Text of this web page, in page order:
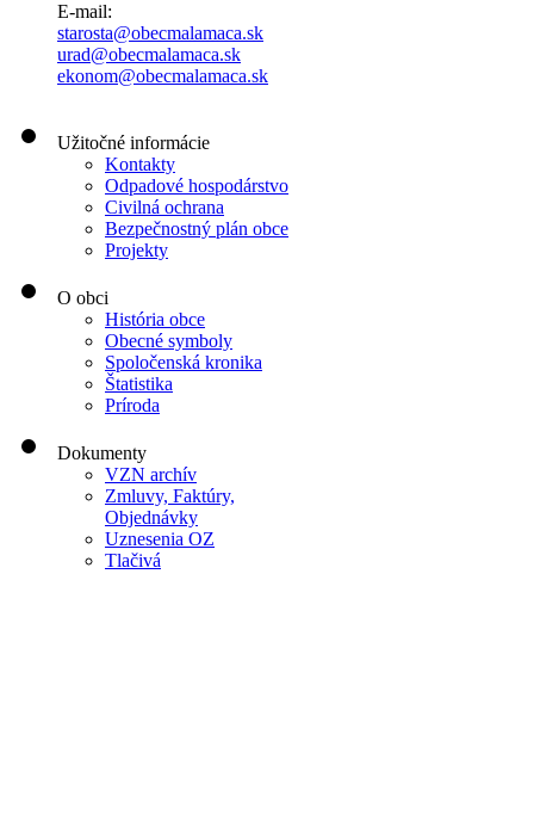
E-mail:
starosta@obecmalamaca.sk
urad@obecmalamaca.sk
ekonom@obecmalamaca.sk
Užitočné informácie
Kontakty
Odpadové hospodárstvo
Civilná ochrana
Bezpečnostný plán obce
Projekty
O obci
História obce
Obecné symboly
Spoločenská kronika
Štatistika
Príroda
Dokumenty
VZN archív
Zmluvy, Faktúry,
Objednávky
Uznesenia OZ
Tlačivá